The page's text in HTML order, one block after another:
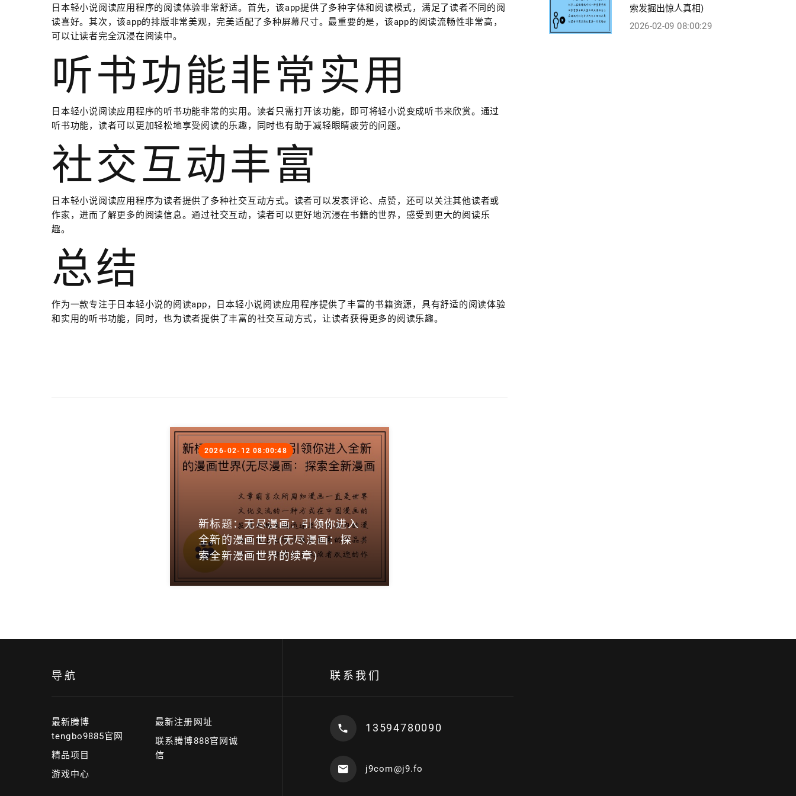
日本轻小说阅读应用程序的阅读体验非常舒适。首先，该app提供了多种字体和阅读模式，满足了读者不同的阅
读喜好。其次，该app的排版非常美观，完美适配了多种屏幕尺寸。最重要的是，该app的阅读流畅性非常高，
可以让读者完全沉浸在阅读中。
听书功能非常实用
日本轻小说阅读应用程序的听书功能非常的实用。读者只需打开该功能，即可将轻小说变成听书来欣赏。通过
听书功能，读者可以更加轻松地享受阅读的乐趣，同时也有助于减轻眼睛疲劳的问题。
社交互动丰富
日本轻小说阅读应用程序为读者提供了多种社交互动方式。读者可以发表评论、点赞，还可以关注其他读者或
作家，进而了解更多的阅读信息。通过社交互动，读者可以更好地沉浸在书籍的世界，感受到更大的阅读乐
趣。
总结
作为一款专注于日本轻小说的阅读app，日本轻小说阅读应用程序提供了丰富的书籍资源，具有舒适的阅读体验
和实用的听书功能，同时，也为读者提供了丰富的社交互动方式，让读者获得更多的阅读乐趣。
新标题：无尽漫画：引领你进入
全新的漫画世界(无尽漫画：探
索全新漫画世界的续章)
2026-02-12 08:00:48
索发掘出惊人真相)
2026-02-09 08:00:29
导航
最新腾博
tengbo9885官网
精品项目
游戏中心
最新注册网址
联系腾博888官网诚
信
联系我们
13594780090
j9com@j9.fo